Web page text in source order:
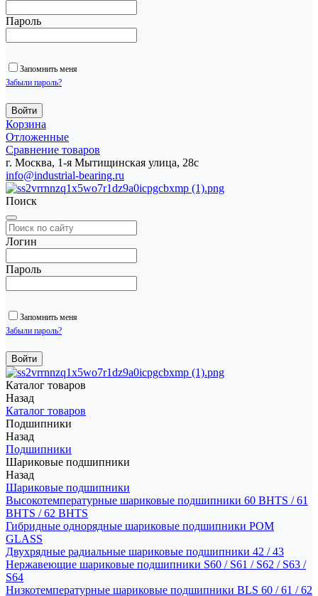
Пароль
Запомнить меня
Забыли пароль?
Корзина
Отложенные
Сравнение товаров
г. Москва, 1-я Мытищинская улица, 28с
info@industrial-bearing.ru
Поиск
Логин
Пароль
Запомнить меня
Забыли пароль?
Каталог товаров
Назад
Каталог товаров
Подшипники
Назад
Подшипники
Шариковые подшипники
Назад
Шариковые подшипники
Высокотемпературные шариковые подшипники 60 BHTS / 61
BHTS / 62 BHTS
Гибридные однорядные шариковые подшипники POM
GLASS
Двухрядные радиальные шариковые подшипники 42 / 43
Нержавеющие шариковые подшипники S60 / S61 / S62 / S63 /
S64
Низкотемпературные шариковые подшипники BLS 60 / 61 / 62